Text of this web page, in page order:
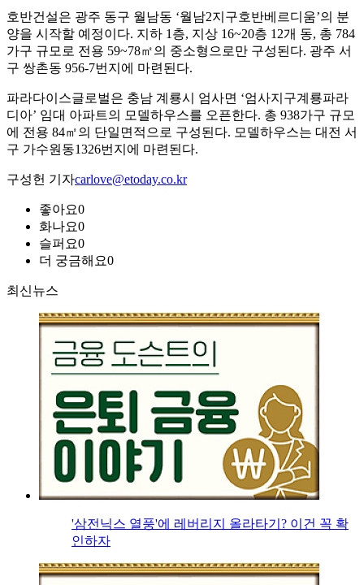
호반건설은 광주 동구 월남동 ‘월남2지구호반베르디움’의 분
양을 시작할 예정이다. 지하 1층, 지상 16~20층 12개 동, 총 784
가구 규모로 전용 59~78㎡의 중소형으로만 구성된다. 광주 서
구 쌍촌동 956-7번지에 마련된다.
파라다이스글로벌은 충남 계룡시 엄사면 ‘엄사지구계룡파라
디아’ 임대 아파트의 모델하우스를 오픈한다. 총 938가구 규모
에 전용 84㎡의 단일면적으로 구성된다. 모델하우스는 대전 서
구 가수원동1326번지에 마련된다.
구성헌 기자carlove@etoday.co.kr
좋아요0
화나요0
슬퍼요0
더 궁금해요0
최신뉴스
'삼전닉스 열풍'에 레버리지 올라타기? 이건 꼭 확
인하자